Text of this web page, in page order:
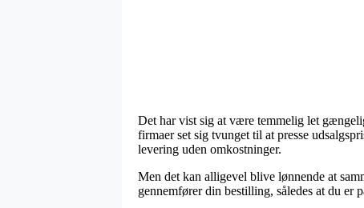
Det har vist sig at være temmelig let
firmaer set sig tvunget til at presse
levering uden omkostninger.
Men det kan alligevel blive lønnende at
gennemfører din bestilling, således at du er